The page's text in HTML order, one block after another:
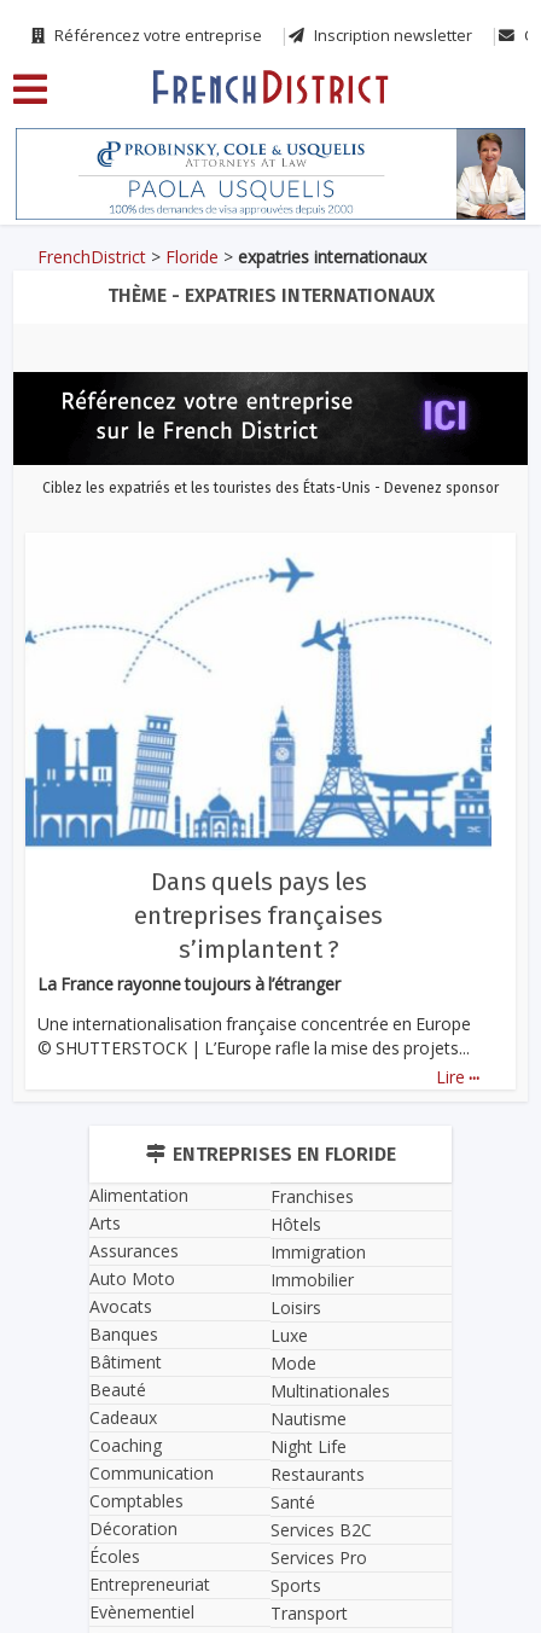
Référencez votre entreprise Inscription newsletter
FrenchDistrict > Floride >expatries internationaux
THÈME - EXPATRIES INTERNATIONAUX
Ciblez les expatriés et les touristes des États-Unis - Devenez sponsor
Dans quels pays les
entreprises françaises
s’implantent ?
La France rayonne toujours à l’étranger
Une internationalisation française concentrée en Europe
© SHUTTERSTOCK | L’Europe rafle la mise des projets...
Lire ...
ENTREPRISES EN FLORIDE
Alimentation
Arts
Assurances
Auto Moto
Avocats
Banques
Bâtiment
Beauté
Cadeaux
Coaching
Communication
Comptables
Décoration
Écoles
Entrepreneuriat
Evènementiel
Franchises
Hôtels
Immigration
Immobilier
Loisirs
Luxe
Mode
Multinationales
Nautisme
Night Life
Restaurants
Santé
Services B2C
Services Pro
Sports
Transport